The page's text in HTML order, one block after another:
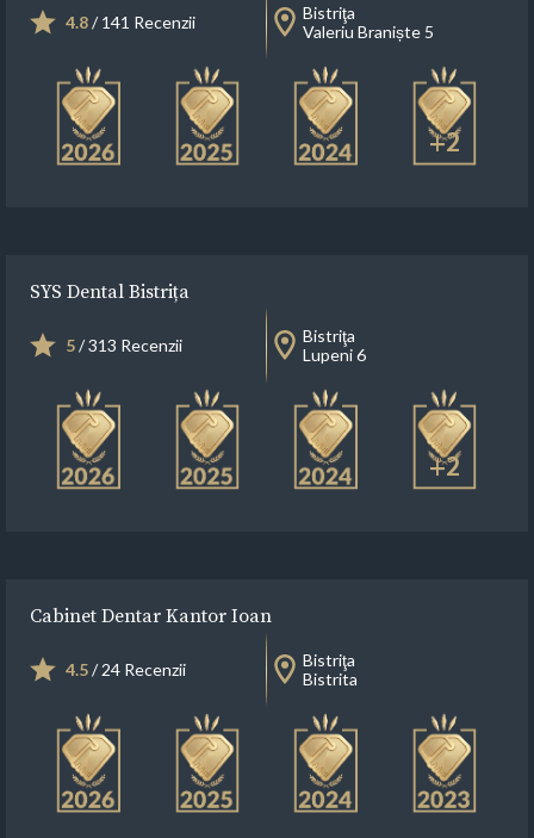
4.8/ 141 Recenzii
Bistriţa
Valeriu Braniște 5
+2
SYS Dental Bistrița
5/ 313 Recenzii
Bistriţa
Lupeni 6
+2
Cabinet Dentar Kantor Ioan
4.5/ 24 Recenzii
Bistriţa
Bistrita